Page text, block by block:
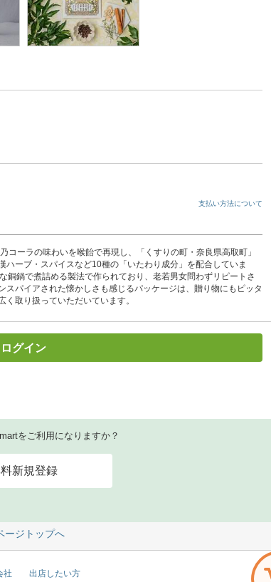
支払い方法について
コーラの味わいを喉飴で再現し、「くすりの町・奈良県高取町」
ーブ・スパイスなど10種の「いたわり成分」を配合していま
銅鍋で煮詰める製法で作られており、老若男女問わずリピートさ
パイアされた懐かしさも感じるパッケージは、贈り物にもピッタ
取り扱っていただいています。
ログイン
をご利用になりますか？
新規登録
ージトップへ
社 出店したい方